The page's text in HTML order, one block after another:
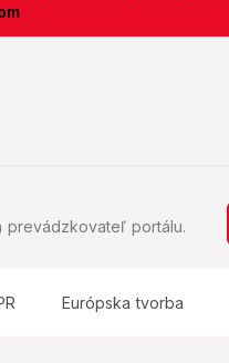
prevádzkovateľ portálu.
Európska tvorba